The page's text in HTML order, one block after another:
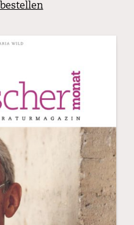
bestellen